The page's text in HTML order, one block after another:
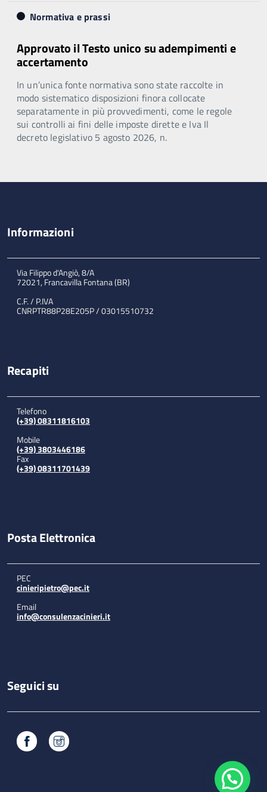
Normativa e prassi
Approvato il Testo unico su adempimenti e
accertamento
In un’unica fonte normativa sono state raccolte in
modo sistematico disposizioni finora collocate
separatamente in più provvedimenti, come le regole
sui controlli ai fini delle imposte dirette e Iva Il
decreto legislativo 5 agosto 2026, n.
Informazioni
Via Filippo d'Angiò, 8/A
72021, Francavilla Fontana (BR)
C.F. / P.IVA
CNRPTR88P28E205P / 03015510732
Recapiti
Telefono
(+39) 08311816103
Mobile
(+39) 3803446186
Fax
(+39) 08311701439
Posta Elettronica
PEC
cinieripietro@pec.it
Email
info@consulenzacinieri.it
Seguici su
Facebook